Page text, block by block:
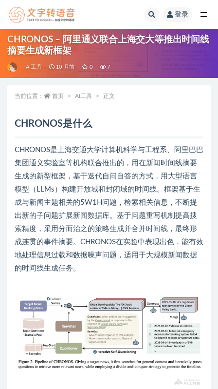
登录
CHRONOS – 阿里通义联合上海交大等推出时间线
摘要生成新框架
AI工具 10 月前 0 7
当前位置： 首页 AI工具 正文
CHRONOS是什么
CHRONOS是上海交通大学计算机科学与工程系、阿里巴巴
集团通义实验室等机构联合推出的，用在新闻时间线摘要
生成的新型框架，基于迭代自问自答的方式，用大型语言
模型（LLMs）构建开放域和封闭域的时间线。框架基于生
成与新闻主题相关的5W1H问题，检索相关信息，不断提
出新的子问题扩展新闻数据库。基于问题重写机制提高搜
索精度，采用分而治之的策略生成并合并时间线，最终形
成连贯的事件摘要。CHRONOS在实验中表现出色，能有效
地处理信息过载和数据噪声问题，适用于大规模新闻数据
的时间线生成任务。